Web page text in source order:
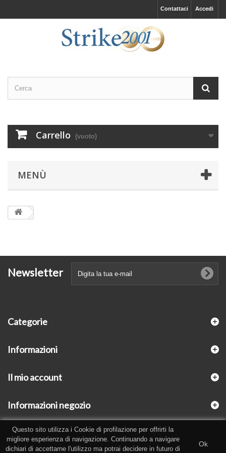
Accedi
Contattaci
Carrello (vuoto)
MENÙ
Newsletter
Categorie
Informazioni
Il mio account
Informazioni negozio
Questo sito utilizza i Cookie di profilazione per offrirti la
migliore esperienza di navigazione. Continuando a navigare
dichiari di accettarne l'utilizzo ma potrai decidere in futuro di
Ok